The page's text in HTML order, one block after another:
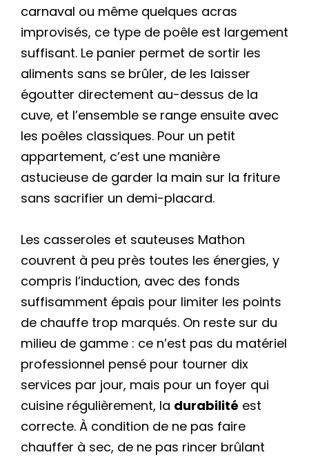
carnaval ou même quelques acras
improvisés, ce type de poêle est largement
suffisant. Le panier permet de sortir les
aliments sans se brûler, de les laisser
égoutter directement au-dessus de la
cuve, et l’ensemble se range ensuite avec
les poêles classiques. Pour un petit
appartement, c’est une manière
astucieuse de garder la main sur la friture
sans sacrifier un demi-placard.
Les casseroles et sauteuses Mathon
couvrent à peu près toutes les énergies, y
compris l’induction, avec des fonds
suffisamment épais pour limiter les points
de chauffe trop marqués. On reste sur du
milieu de gamme : ce n’est pas du matériel
professionnel pensé pour tourner dix
services par jour, mais pour un foyer qui
cuisine régulièrement, la durabilité est
correcte. À condition de ne pas faire
chauffer à sec, de ne pas rincer brûlant